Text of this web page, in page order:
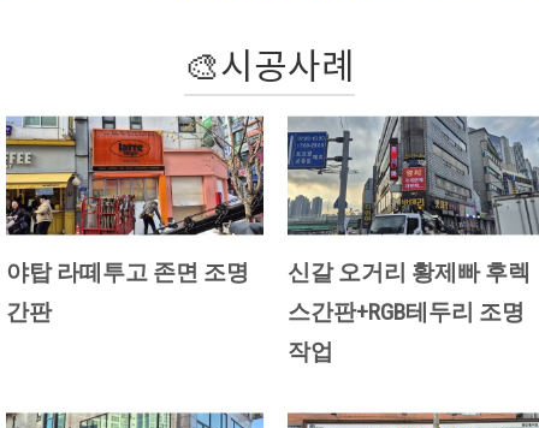
🎨시공사례
야탑 라떼투고 존면 조명
간판
신갈 오거리 황제빠 후렉
스간판+RGB테두리 조명
작업